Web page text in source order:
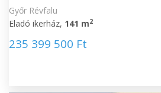
Győr Révfalu
Eladó ikerház, 141 m2
235 399 500 Ft